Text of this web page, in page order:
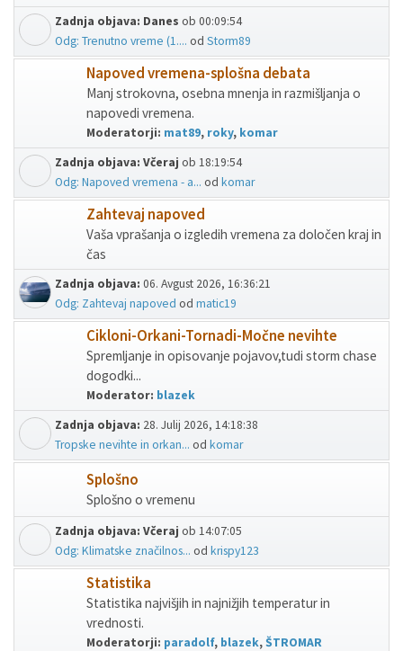
Zadnja objava: Danes ob 00:09:54
Odg: Trenutno vreme (1.... od Storm89
Napoved vremena-splošna debata
Manj strokovna, osebna mnenja in razmišljanja o
napovedi vremena.
Moderatorji: mat89, roky, komar
Zadnja objava: Včeraj ob 18:19:54
Odg: Napoved vremena - a... od komar
Zahtevaj napoved
Vaša vprašanja o izgledih vremena za določen kraj in
čas
Zadnja objava: 06. Avgust 2026, 16:36:21
Odg: Zahtevaj napoved od matic19
Cikloni-Orkani-Tornadi-Močne nevihte
Spremljanje in opisovanje pojavov,tudi storm chase
dogodki...
Moderator: blazek
Zadnja objava: 28. Julij 2026, 14:18:38
Tropske nevihte in orkan... od komar
Splošno
Splošno o vremenu
Zadnja objava: Včeraj ob 14:07:05
Odg: Klimatske značilnos... od krispy123
Statistika
Statistika najvišjih in najnižjih temperatur in
vrednosti.
Moderatorji: paradolf, blazek,ŠTROMAR